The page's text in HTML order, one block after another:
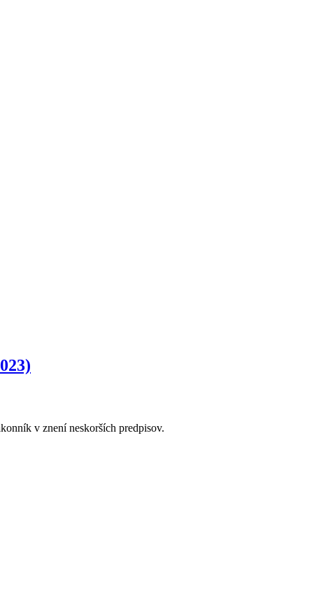
v znení neskorších predpisov.